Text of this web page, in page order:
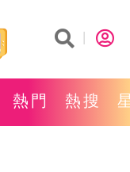
熱門 熱搜